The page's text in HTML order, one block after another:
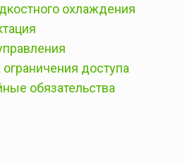
охлаждения
доступа
обязательства